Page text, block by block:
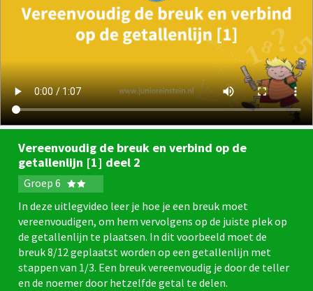
Vereenvoudig de breuk en verbind op de
getallenlijn [1] deel 2
Groep 6
In deze uitlegvideo leer je hoe je een breuk moet
vereenvoudigen, om hem vervolgens op de juiste plek op
de getallenlijn te plaatsen. In dit voorbeeld moet de
breuk 8/12 geplaatst worden op een getallenlijn met
stappen van 1/3. Een breuk vereenvoudig je door de teller
en de noemer door hetzelfde getal te delen.